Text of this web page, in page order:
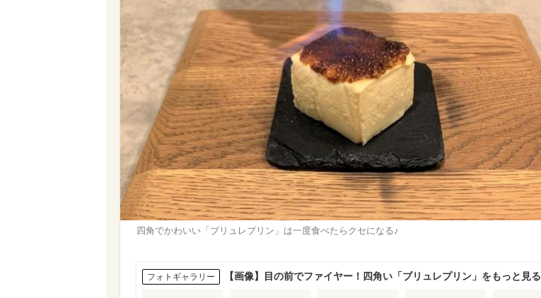
四角でかわいい「ブリュレプリン」は一度食べたらクセになる♪
フォトギャラリー 【画像】目の前でファイヤー！四角い「ブリュレプリン」をもっと見る